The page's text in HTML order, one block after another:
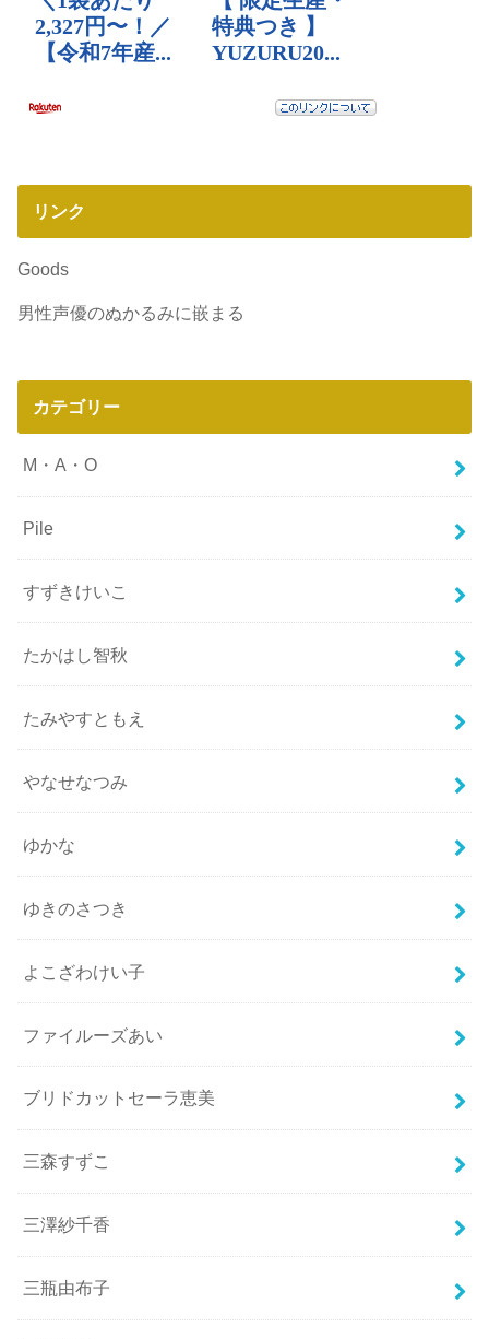
リンク
Goods
男性声優のぬかるみに嵌まる
カテゴリー
M・A・O
Pile
すずきけいこ
たかはし智秋
たみやすともえ
やなせなつみ
ゆかな
ゆきのさつき
よこざわけい子
ファイルーズあい
ブリドカットセーラ恵美
三森すずこ
三澤紗千香
三瓶由布子